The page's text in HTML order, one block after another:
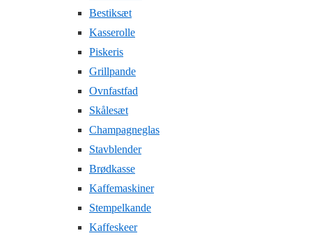
Bestiksæt
Kasserolle
Piskeris
Grillpande
Ovnfastfad
Skålesæt
Champagneglas
Stavblender
Brødkasse
Kaffemaskiner
Stempelkande
Kaffeskeer